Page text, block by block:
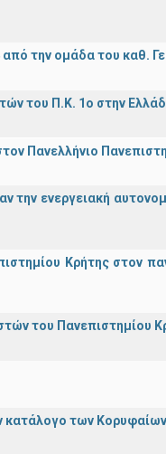
από την ομάδα του καθ.
του Π.Κ. 1ο στην
Πανελλήνιο
την ενεργειακή
Κρήτης στον
του Πανεπιστημίου
των